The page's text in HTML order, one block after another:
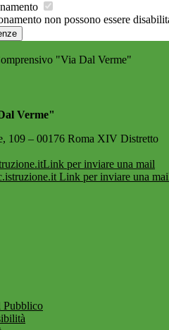
non possono essere
"Via Dal Verme"
Verme"
109 – 00176 Roma XIV Distretto
Link per inviare una mail
Link per inviare una